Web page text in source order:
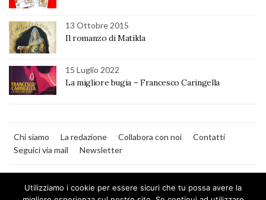
13 Ottobre 2015
Il romanzo di Matilda
15 Luglio 2022
La migliore bugia – Francesco Caringella
Chi siamo La redazione Collabora con noi
Contatti
Seguici via mail
Newsletter
Utilizziamo i cookie per essere sicuri che tu possa avere la